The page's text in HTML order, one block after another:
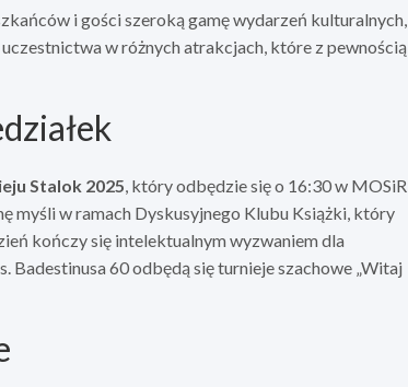
i gości szeroką gamę wydarzeń kulturalnych,
w różnych atrakcjach, które z pewnością
Stalok 2025, który odbędzie się o 16:30 w MOSiR
myśli w ramach Dyskusyjnego Klubu Książki, który
kończy się intelektualnym wyzwaniem dla
60 odbędą się turnieje szachowe „Witaj